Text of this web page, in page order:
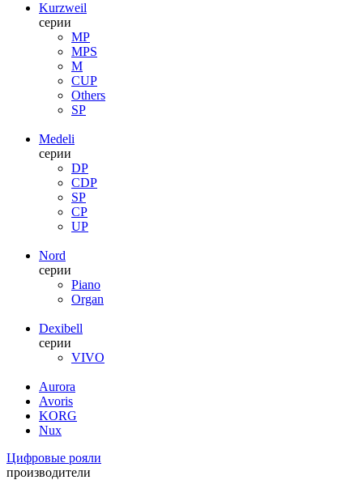
Kurzweil
серии
MP
MPS
M
CUP
Others
SP
Medeli
серии
DP
CDP
SP
CP
UP
Nord
серии
Piano
Organ
Dexibell
серии
VIVO
Aurora
Avoris
KORG
Nux
Цифровые рояли
производители